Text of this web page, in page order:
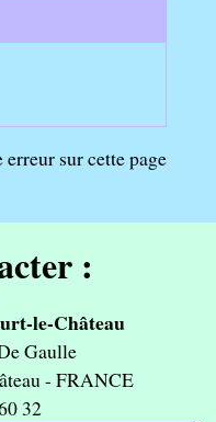
sur cette page
:
le-Château
Gaulle
- FRANCE
32